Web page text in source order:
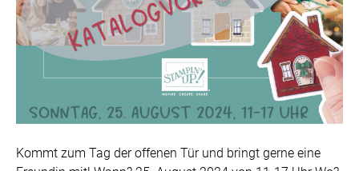
Kommt zum Tag der offenen Tür und bringt gerne eine